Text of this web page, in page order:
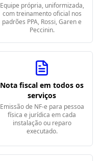
Equipe própria, uniformizada,
com treinamento oficial nos
padrões PPA, Rossi, Garen e
Peccinin.
Nota fiscal em todos os
serviços
Emissão de NF-e para pessoa
física e jurídica em cada
instalação ou reparo
executado.